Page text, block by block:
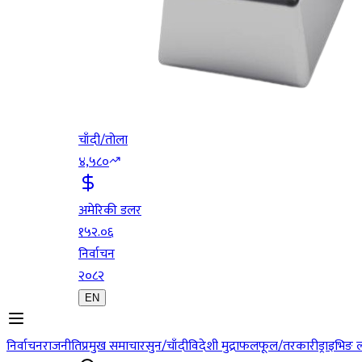
चाँदी/तोला
४,५८०
अमेरिकी डलर
१५२.०६
निर्वाचन
२०८२
EN
निर्वाचनराजनीतिप्रमुख समाचारसुन/चाँदीविदेशी मुद्राफलफूल/तरकारी